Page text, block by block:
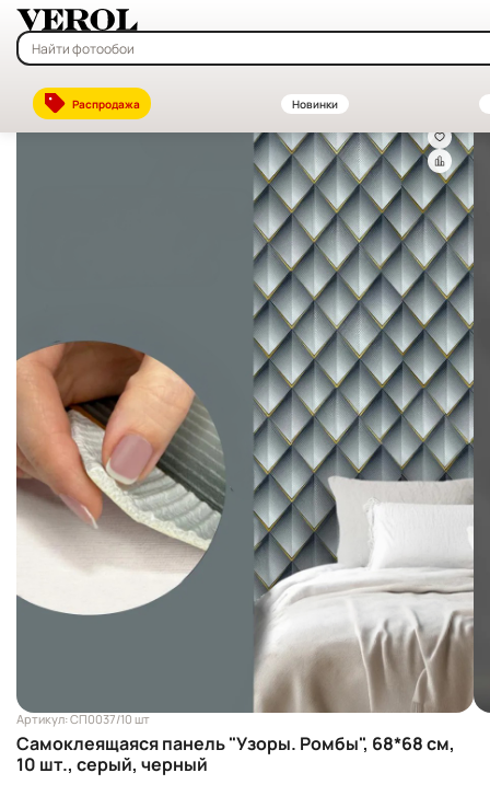
Распродажа Новинки
Главная—Каталог
Артикул: СП0037/10 шт
Самоклеящаяся панель "Узоры. Ромбы", 68*68 см,
10 шт., серый, черный